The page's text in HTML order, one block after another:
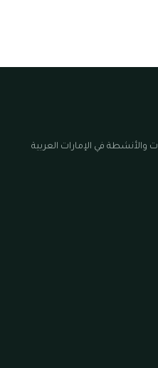
في الإمارات العربية